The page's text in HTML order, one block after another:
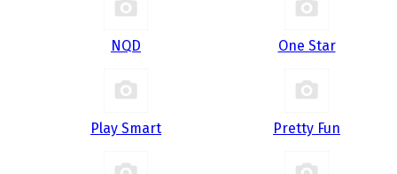
NQD One Star
Play Smart Pretty Fun